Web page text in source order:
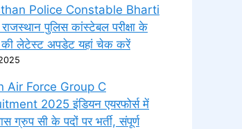
Police Constable Bharti
पुलिस कांस्टेबल परीक्षा के
की लेटेस्ट अपडेट यहां चेक करें
Air Force Group C
2025 इंडियन एयरफोर्स में
ग्रुप सी के पदों पर भर्ती, संपूर्ण